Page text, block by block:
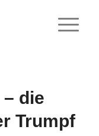
die
Trumpf